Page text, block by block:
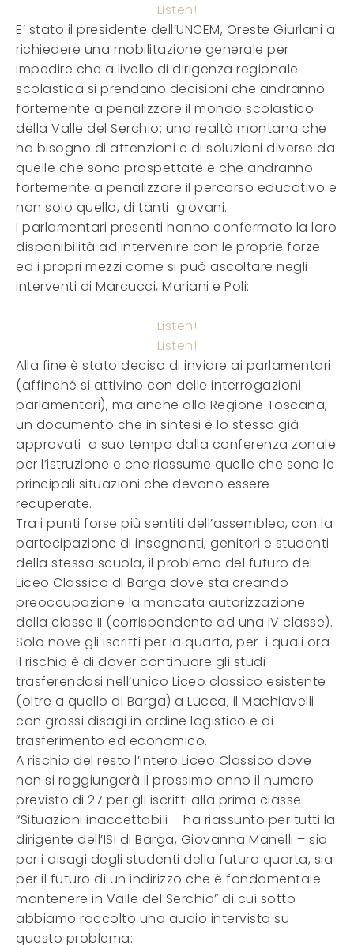
Listen!
E’ stato il presidente dell’UNCEM, Oreste Giurlani a
richiedere una mobilitazione generale per
impedire che a livello di dirigenza regionale
scolastica si prendano decisioni che andranno
fortemente a penalizzare il mondo scolastico
della Valle del Serchio; una realtà montana che
ha bisogno di attenzioni e di soluzioni diverse da
quelle che sono prospettate e che andranno
fortemente a penalizzare il percorso educativo e
non solo quello, di tanti giovani.
I parlamentari presenti hanno confermato la loro
disponibilità ad intervenire con le proprie forze
ed i propri mezzi come si può ascoltare negli
interventi di Marcucci, Mariani e Poli:
Listen!
Listen!
Alla fine è stato deciso di inviare ai parlamentari
(affinché si attivino con delle interrogazioni
parlamentari), ma anche alla Regione Toscana,
un documento che in sintesi è lo stesso già
approvati a suo tempo dalla conferenza zonale
per l’istruzione e che riassume quelle che sono le
principali situazioni che devono essere
recuperate.
Tra i punti forse più sentiti dell’assemblea, con la
partecipazione di insegnanti, genitori e studenti
della stessa scuola, il problema del futuro del
Liceo Classico di Barga dove sta creando
preoccupazione la mancata autorizzazione
della classe II (corrispondente ad una IV classe).
Solo nove gli iscritti per la quarta, per i quali ora
il rischio è di dover continuare gli studi
trasferendosi nell’unico Liceo classico esistente
(oltre a quello di Barga) a Lucca, il Machiavelli
con grossi disagi in ordine logistico e di
trasferimento ed economico.
A rischio del resto l’intero Liceo Classico dove
non si raggiungerà il prossimo anno il numero
previsto di 27 per gli iscritti alla prima classe.
“Situazioni inaccettabili – ha riassunto per tutti la
dirigente dell’ISI di Barga, Giovanna Manelli – sia
per i disagi degli studenti della futura quarta, sia
per il futuro di un indirizzo che è fondamentale
mantenere in Valle del Serchio” di cui sotto
abbiamo raccolto una audio intervista su
questo problema: